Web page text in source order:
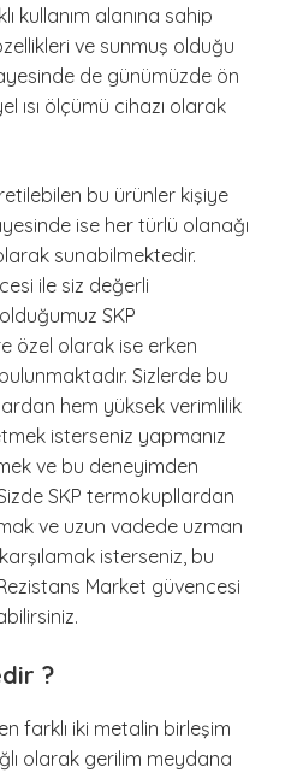
kullanım alanına sahip
ve sunmuş olduğu
de günümüzde ön
ısı ölçümü cihazı olarak
bu ürünler kişiye
ise her türlü olanağı
sunabilmektedir.
ile siz değerli
SKP
özel olarak ise erken
Sizlerde bu
hem yüksek verimlilik
isterseniz yapmanız
ve bu deneyimden
SKP termokupllardan
ve uzun vadede uzman
isterseniz, bu
Market güvencesi
?
farklı iki metalin birleşim
olarak gerilim meydana